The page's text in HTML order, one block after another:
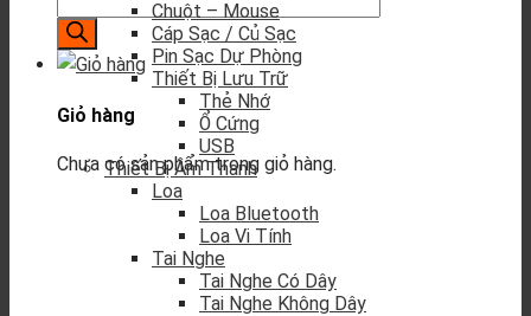
Giỏ hàng
Chưa có sản phẩm trong giỏ hàng.
Chuột – Mouse
Cáp Sạc / Củ Sạc
Pin Sạc Dự Phòng
Thiết Bị Lưu Trữ
Thẻ Nhớ
Ổ Cứng
USB
Thiết Bị Âm Thanh
Loa
Loa Bluetooth
Loa Vi Tính
Tai Nghe
Tai Nghe Có Dây
Tai Nghe Không Dây